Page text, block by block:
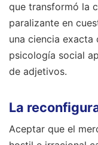
que transformó la
paralizante en
una ciencia exacta
psicología social
de adjetivos.
La
Aceptar que el